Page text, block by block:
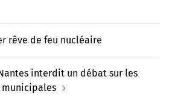
rêve de feu nucléaire
interdit un débat sur les
municipales